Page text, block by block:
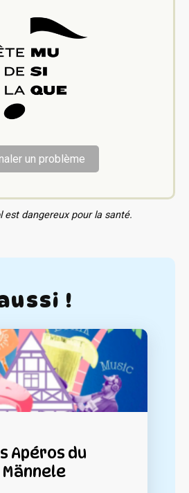
un problème
est dangereux pour la santé.
!
Apéros du
Männele